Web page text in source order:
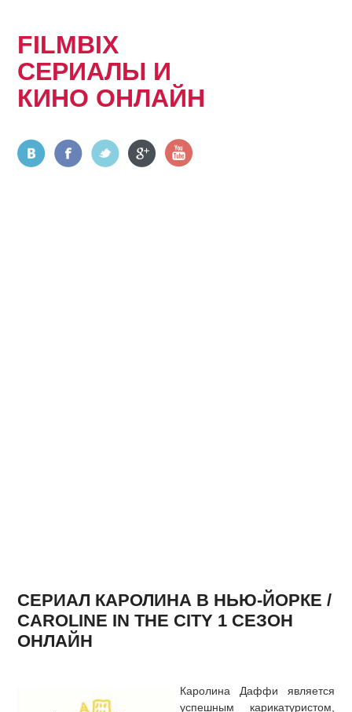
FILMBIX
СЕРИАЛЫ И
КИНО ОНЛАЙН
СЕРИАЛ КАРОЛИНА В НЬЮ-ЙОРКЕ /
CAROLINE IN THE CITY 1 СЕЗОН
ОНЛАЙН
Каролина Даффи является
успешным карикатуристом,